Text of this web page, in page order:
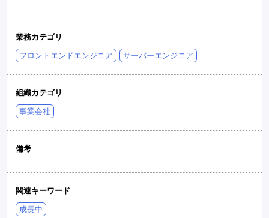
業務カテゴリ
フロントエンドエンジニア サーバーエンジニア
組織カテゴリ
事業会社
備考
関連キーワード
成長中